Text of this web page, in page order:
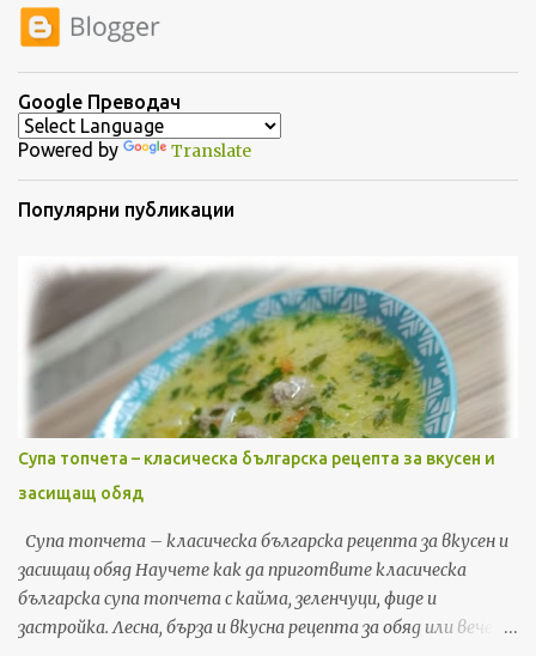
и
Google Преводач
Powered by Translate
Популярни публикации
Супа топчета – класическа българска рецепта за вкусен и
засищащ обяд
Супа топчета – класическа българска рецепта за вкусен и
засищащ обяд Научете как да приготвите класическа
българска супа топчета с кайма, зеленчуци, фиде и
застройка. Лесна, бърза и вкусна рецепта за обяд или вечеря,